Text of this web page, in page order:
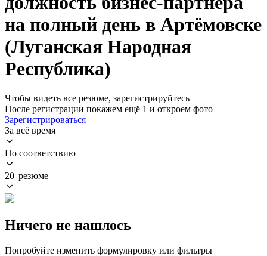
на полный день в Артёмовске
(Луганская Народная
Республика)
Чтобы видеть все резюме, зарегистрируйтесь
После регистрации покажем ещё 1 и откроем фото
Зарегистрироваться
За всё время
По соответствию
20 резюме
Ничего не нашлось
Попробуйте изменить формулировку или фильтры